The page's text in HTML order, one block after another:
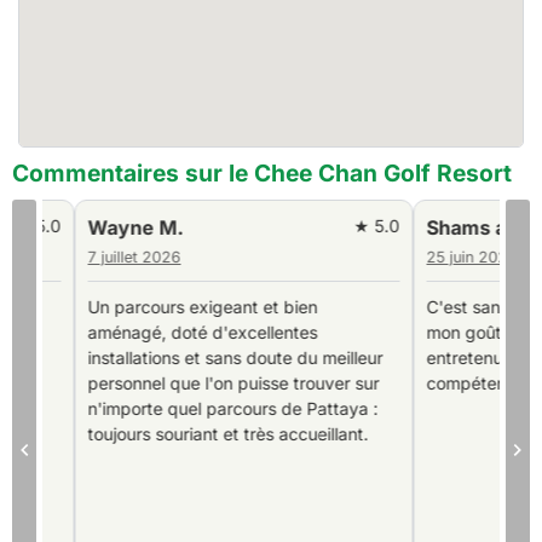
Commentaires sur le Chee Chan Golf Resort
Wayne M.
7 juillet 2026
Un parcours exigeant et bien
aménagé, doté d'excellentes
installations et sans doute du meilleur
personnel que l'on puisse trouver sur
n'importe quel parcours de Pattaya :
toujours souriant et très accueillant.
Shams a.
25 juin 2026
C'est sans doute le
mon goût. Il est
entretenu et les
compétents.